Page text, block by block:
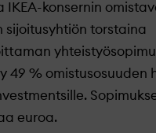
IKEA-konsernin
sijoitusyhtiön torstaina
49 % omistusosuuden
euroa.